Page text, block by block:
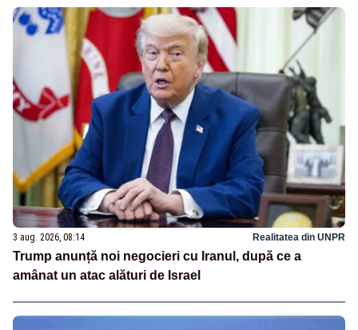
3 aug. 2026, 08:14 Realitatea din UNPR
Trump anunță noi negocieri cu Iranul, după ce a
amânat un atac alături de Israel